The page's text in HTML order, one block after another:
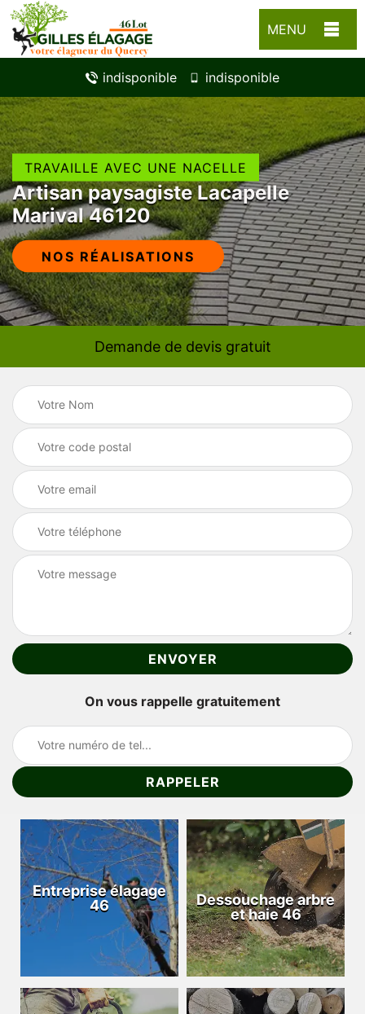
MENU
indisponible indisponible
TRAVAILLE AVEC UNE NACELLE
Artisan paysagiste Lacapelle
Marival 46120
NOS RÉALISATIONS
Demande de devis gratuit
On vous rappelle gratuitement
Entreprise élagage
46
Dessouchage arbre
et haie 46